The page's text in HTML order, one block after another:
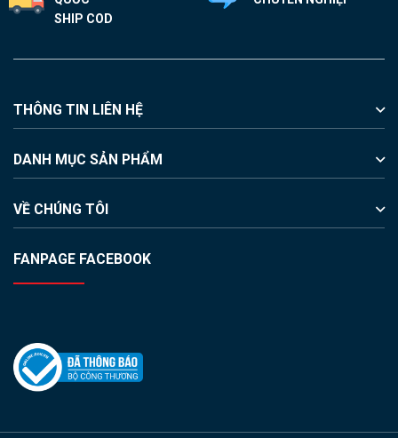
SHIP COD
THÔNG TIN LIÊN HỆ
DANH MỤC SẢN PHẨM
VỀ CHÚNG TÔI
FANPAGE FACEBOOK